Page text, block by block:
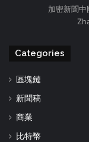
加密新聞
Categories
區塊鏈
新聞稿
商業
比特幣